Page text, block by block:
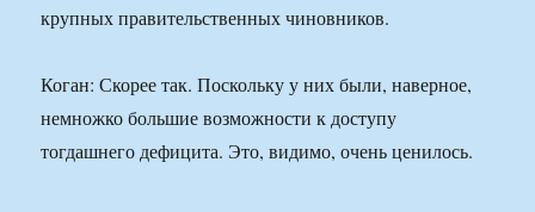
крупных правительственных чиновников.
Коган: Скорее так. Поскольку у них были, наверное,
немножко большие возможности к доступу
тогдашнего дефицита. Это, видимо, очень ценилось.